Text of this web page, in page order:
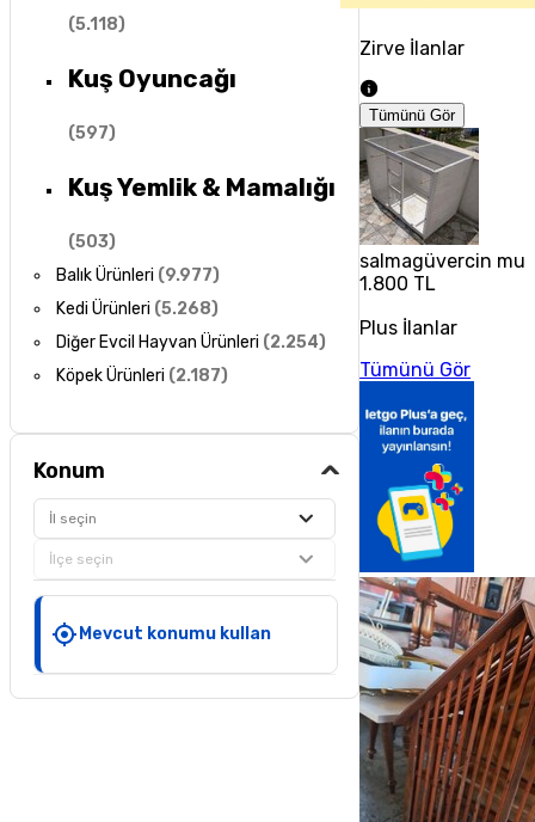
(5.118)
Kuş Oyuncağı
(597)
Kuş Yemlik & Mamalığı
(503)
Balık Ürünleri (9.977)
Kedi Ürünleri (5.268)
Diğer Evcil Hayvan Ürünleri (2.254)
Köpek Ürünleri (2.187)
Konum
İl seçin
İlçe seçin
Mevcut konumu kullan
Zirve İlanlar
Tümünü Gör
salmagüvercin
1.800 TL
Plus İlanlar
Tümünü Gör